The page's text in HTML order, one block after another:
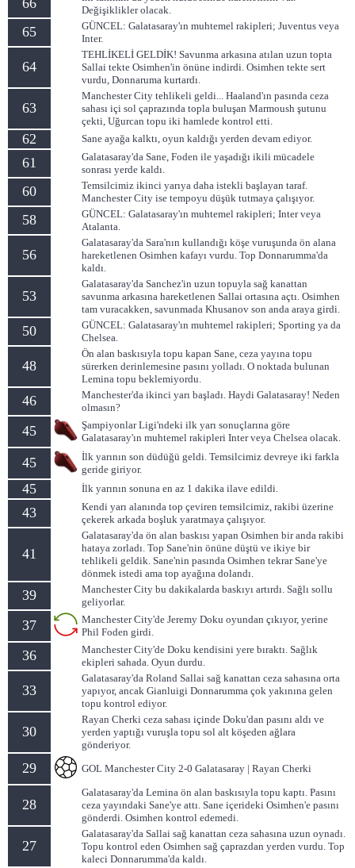
66
Değişiklikler olacak.
65
GÜNCEL: Galatasaray'ın muhtemel rakipleri; Juventus veya
Inter.
64
TEHLİKELİ GELDİK! Savunma arkasına atılan uzun topta
Sallai tekte Osimhen'in önüne indirdi. Osimhen tekte sert
vurdu, Donnaruma kurtardı.
63
Manchester City tehlikeli geldi... Haaland'ın pasında ceza
sahası içi sol çaprazında topla buluşan Marmoush şutunu
çekti, Uğurcan topu iki hamlede kontrol etti.
62 Sane ayağa kalktı, oyun kaldığı yerden devam ediyor.
61
Galatasaray'da Sane, Foden ile yaşadığı ikili mücadele
sonrası yerde kaldı.
60
Temsilcimiz ikinci yarıya daha istekli başlayan taraf.
Manchester City ise tempoyu düşük tutmaya çalışıyor.
58
GÜNCEL: Galatasaray'ın muhtemel rakipleri; Inter veya
Atalanta.
56
Galatasaray'da Sara'nın kullandığı köşe vuruşunda ön alana
hareketlenen Osimhen kafayı vurdu. Top Donnarumma'da
kaldı.
53
Galatasaray'da Sanchez'in uzun topuyla sağ kanattan
savunma arkasına hareketlenen Sallai ortasına açtı. Osimhen
tam vuracakken, savunmada Khusanov son anda araya girdi.
50
GÜNCEL: Galatasaray'ın muhtemel rakipleri; Sporting ya da
Chelsea.
48
Ön alan baskısıyla topu kapan Sane, ceza yayına topu
sürerken derinlemesine pasını yolladı. O noktada bulunan
Lemina topu beklemiyordu.
46
Manchester'da ikinci yarı başladı. Haydi Galatasaray! Neden
olmasın?
45
Şampiyonlar Ligi'ndeki ilk yarı sonuçlarına göre
Galatasaray'ın muhtemel rakipleri Inter veya Chelsea olacak.
45
İlk yarının son düdüğü geldi. Temsilcimiz devreye iki farkla
geride giriyor.
45 İlk yarının sonuna en az 1 dakika ilave edildi.
43
Kendi yarı alanında top çeviren temsilcimiz, rakibi üzerine
çekerek arkada boşluk yaratmaya çalışıyor.
41
Galatasaray'da ön alan baskısı yapan Osimhen bir anda rakibi
hataya zorladı. Top Sane'nin önüne düştü ve ikiye bir
tehlikeli geldik. Sane'nin pasında Osimhen tekrar Sane'ye
dönmek istedi ama top ayağına dolandı.
39
Manchester City bu dakikalarda baskıyı artırdı. Sağlı sollu
geliyorlar.
37
Manchester City'de Jeremy Doku oyundan çıkıyor, yerine
Phil Foden girdi.
36
Manchester City'de Doku kendisini yere bıraktı. Sağlık
ekipleri sahada. Oyun durdu.
33
Galatasaray'da Roland Sallai sağ kanattan ceza sahasına orta
yapıyor, ancak Gianluigi Donnarumma çok yakınına gelen
topu kontrol ediyor.
30
Rayan Cherki ceza sahası içinde Doku'dan pasını aldı ve
yerden yaptığı vuruşla topu sol alt köşeden ağlara
gönderiyor.
29 GOL Manchester City 2-0 Galatasaray | Rayan Cherki
28
Galatasaray'da Lemina ön alan baskısıyla topu kaptı. Pasını
ceza yayındaki Sane'ye attı. Sane içerideki Osimhen'e pasını
gönderdi. Osimhen kontrol edemedi.
27
Galatasaray'da Sallai sağ kanattan ceza sahasına uzun oynadı.
Topu kontrol eden Osimhen sağ çaprazdan yerden vurdu. Top
kaleci Donnarumma'da kaldı.